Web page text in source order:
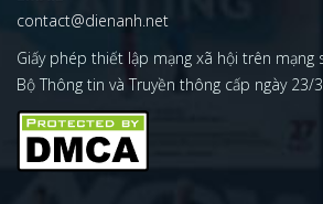
contact@dienanh.net
Giấy phép thiết lập mạng xã hội trên mạng
Bộ Thông tin và Truyền thông cấp ngày 23/